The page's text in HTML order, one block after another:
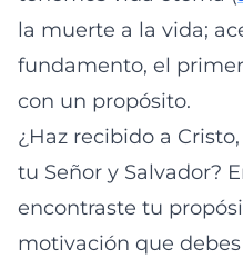
la muerte a la vida;
fundamento, el
con un propósito.
¿Haz recibido a
tu Señor y Salvador?
encontraste tu
motivación que